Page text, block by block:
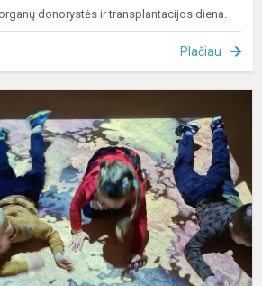
donorystės ir transplantacijos diena.
Plačiau